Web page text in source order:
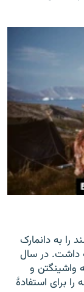
را به دانمارک
داشت. در سال
واشینگتن و
را برای استفادۀ